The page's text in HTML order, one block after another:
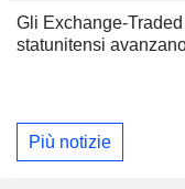
Gli Exchange-
statunitensi
Più notizie